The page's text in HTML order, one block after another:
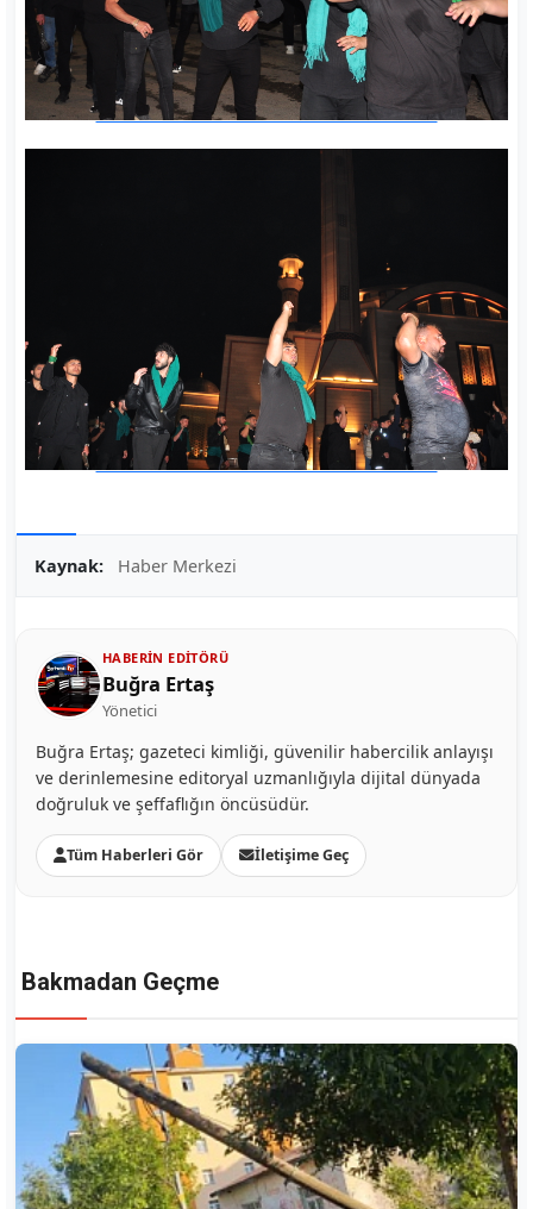
Kaynak: Haber Merkezi
HABERIN EDITÖRÜ
Buğra Ertaş
Yönetici
Buğra Ertaş; gazeteci kimliği, güvenilir habercilik anlayışı
ve derinlemesine editoryal uzmanlığıyla dijital dünyada
doğruluk ve şeffaflığın öncüsüdür.
Tüm Haberleri Gör İletişime Geç
Bakmadan Geçme